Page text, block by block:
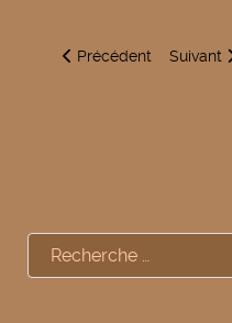
Article précédent :
Précédent Article
Suivant
Rechercher